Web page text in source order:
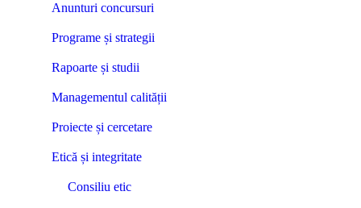
Anunturi concursuri
Programe și strategii
Rapoarte și studii
Managementul calității
Proiecte și cercetare
Etică și integritate
Consiliu etic